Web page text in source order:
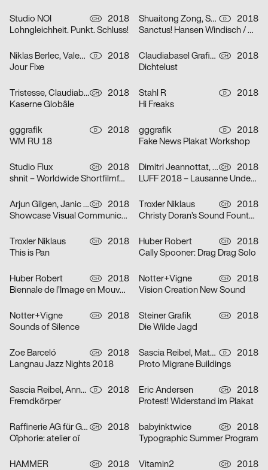
Studio NOI CH
2018
Lohngleichheit. Punkt. Schluss!
Shuaitong Zong, Sascia Reibel D
2018
Sanctus! Hansen Windisch / Snakesoda / Cadih / hermesbaby101
Niklas Berlec, Valentin Alisch D
2018
Jour Fixe
Claudiabasel Grafik & Interaktion CH
2018
Dichtelust
Tristesse, Claudiabasel Grafik & Interaktion CH
2018
Kaserne Globâle
Stahl R D
2018
Hi Freaks
gggrafik D
2018
WM RU 18
gggrafik D
2018
Fake News Plakat Workshop
Studio Flux CH
2018
shnit – Worldwide Shortfilmfestival
Dimitri Jeannottat, Pierre Charmillot, Tiphaine Allemann CH
2018
LUFF 2018 – Lausanne Underground Film & Music Festival
Arjun Gilgen, Janic Fotsch, Pascal Sennhauser CH
2018
Showcase Visual Communication
Troxler Niklaus CH
2018
Christy Doran’s Sound Fountain
Troxler Niklaus CH
2018
This is Pan
Huber Robert CH
2018
Cally Spooner: Drag Drag Solo
Huber Robert CH
2018
Biennale de l’Image en Mouvement 2018
Notter+Vigne CH
2018
Vision Creation New Sound
Notter+Vigne CH
2018
Sounds of Silence
Steiner Grafik CH
2018
Die Wilde Jagd
Zoe Barceló CH
2018
Langnau Jazz Nights 2018
Sascia Reibel, Mathias Lempart D
2018
Proto Migrane Buildings
Sascia Reibel, Anna Cairns D
2018
Fremdkörper
Eric Andersen CH
2018
Protest! Widerstand im Plakat
Raffinerie AG für Gestaltung CH
2018
Oïphorie: atelier oï
babyinktwice CH
2018
Typographic Summer Program
HAMMER CH
2018
Vitamin2 CH
2018